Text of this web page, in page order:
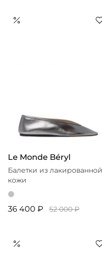
Le Monde Béryl
Балетки из лакированной
кожи
36 400 ₽ 52 000 ₽